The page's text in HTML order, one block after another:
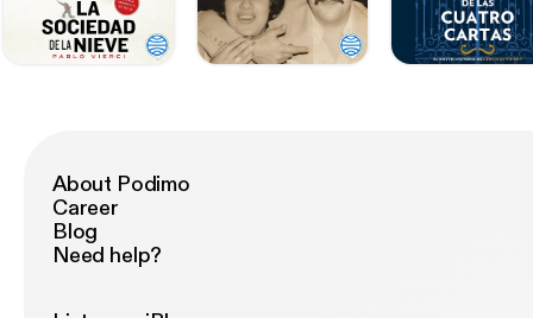
About Podimo
Career
Blog
Need help?